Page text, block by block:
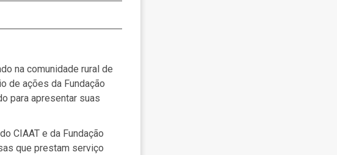
na comunidade rural de
de ações da Fundação
para apresentar suas
CIAAT e da Fundação
que prestam serviço